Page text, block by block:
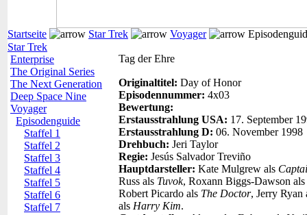
Startseite Star Trek Voyager
Star Trek
Enterprise
The Original Series
The Next Generation
Deep Space Nine
Voyager
Episodenguide
Staffel 1
Staffel 2
Staffel 3
Staffel 4
Staffel 5
Staffel 6
Staffel 7
Tag der Ehre
Originaltitel: Day of Honor
Episodennummer: 4x03
Bewertung:
Erstausstrahlung USA: 17. September
Erstausstrahlung D: 06. November 1998
Drehbuch: Jeri Taylor
Regie: Jesús Salvador Treviño
Hauptdarsteller: Kate Mulgrew als
Russ als Tuvok, Roxann Biggs-Dawson als
Robert Picardo als The Doctor, Jerry Ryan
als Harry Kim.